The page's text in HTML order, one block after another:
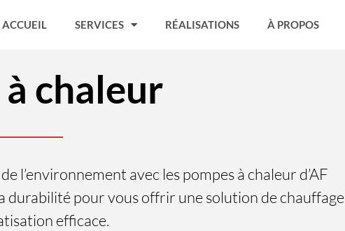
ACCUEIL SERVICES RÉALISATIONS À PROPOS
chaleur
l’environnement avec les pompes à chaleur d’AF
durabilité pour vous offrir une solution de chauffage
efficace.